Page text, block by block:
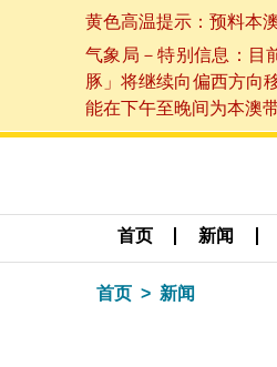
黄色高温提示：预料本
气象局－特别信息：目
豚」将继续向偏西方向
能在下午至晚间为本澳
首页 新闻
首页 新闻